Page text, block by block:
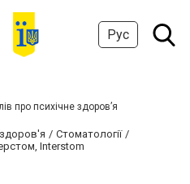
Рус
про психічне здоров’я
Стоматології
Interstom